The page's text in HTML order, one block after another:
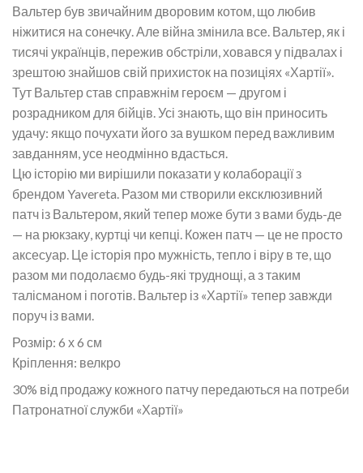
Вальтер був звичайним дворовим котом, що любив
ніжитися на сонечку. Але війна змінила все. Вальтер, як і
тисячі українців, пережив обстріли, ховався у підвалах і
зрештою знайшов свій прихисток на позиціях «Хартії».
Тут Вальтер став справжнім героєм — другом і
розрадником для бійців. Усі знають, що він приносить
удачу: якщо почухати його за вушком перед важливим
завданням, усе неодмінно вдасться.
Цю історію ми вирішили показати у колаборації з
брендом Yavereta. Разом ми створили ексклюзивний
патч із Вальтером, який тепер може бути з вами будь-де
— на рюкзаку, куртці чи кепці. Кожен патч — це не просто
аксесуар. Це історія про мужність, тепло і віру в те, що
разом ми подолаємо будь-які труднощі, а з таким
талісманом і поготів. Вальтер із «Хартії» тепер завжди
поруч із вами.
Розмір: 6 х 6 см
Кріплення: велкро
30% від продажу кожного патчу передаються на потреби
Патронатної служби «Хартії»